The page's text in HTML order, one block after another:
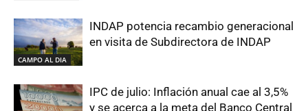
CAMPO AL DIA
INDAP potencia recambio generacional
en visita de Subdirectora de INDAP
IPC de julio: Inflación anual cae al 3,5%
y se acerca a la meta del Banco Central